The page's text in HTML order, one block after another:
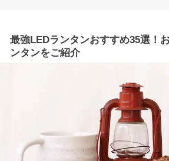
最強LEDランタンおすすめ35選！
ンタンをご紹介